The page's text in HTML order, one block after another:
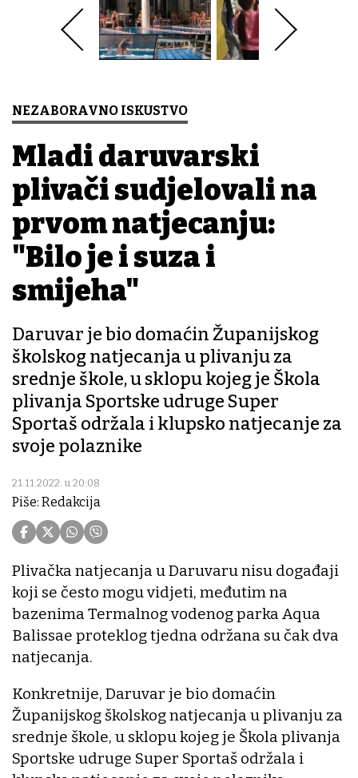
NEZABORAVNO ISKUSTVO
Mladi daruvarski
plivači sudjelovali na
prvom natjecanju:
"Bilo je i suza i
smijeha"
Daruvar je bio domaćin Županijskog
školskog natjecanja u plivanju za
srednje škole, u sklopu kojeg je Škola
plivanja Sportske udruge Super
Sportaš održala i klupsko natjecanje za
svoje polaznike
21.11.2022. u 20:08
Piše: Redakcija
Plivačka natjecanja u Daruvaru nisu događaji
koji se često mogu vidjeti, međutim na
bazenima Termalnog vodenog parka Aqua
Balissae proteklog tjedna održana su čak dva
natjecanja.
Konkretnije, Daruvar je bio domaćin
Županijskog školskog natjecanja u plivanju za
srednje škole, u sklopu kojeg je Škola plivanja
Sportske udruge Super Sportaš održala i